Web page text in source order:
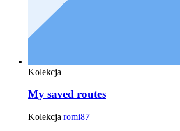
Kolekcja
My saved routes
Kolekcja romi87